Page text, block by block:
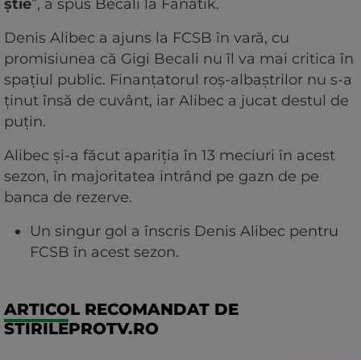
știe”, a spus Becali la Fanatik.
Denis Alibec a ajuns la FCSB în vară, cu
promisiunea că Gigi Becali nu îl va mai critica în
spațiul public. Finanțatorul roș-albaștrilor nu s-a
ținut însă de cuvânt, iar Alibec a jucat destul de
puțin.
Alibec și-a făcut apariția în 13 meciuri în acest
sezon, în majoritatea intrând pe gazn de pe
banca de rezerve.
Un singur gol a înscris Denis Alibec pentru
FCSB în acest sezon.
ARTICOL RECOMANDAT DE
STIRILEPROTV.RO